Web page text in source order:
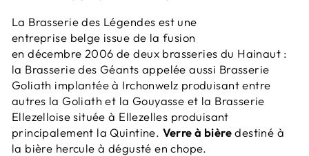
La Brasserie des Légendes est une
entreprise belge issue de la fusion
en décembre 2006 de deux brasseries du Hainaut :
la Brasserie des Géants appelée aussi Brasserie
Goliath implantée à Irchonwelz produisant entre
autres la Goliath et la Gouyasse et la Brasserie
Ellezelloise située à Ellezelles produisant
principalement la Quintine. Verre à bièredestiné à
la bière hercule à dégusté en chope.